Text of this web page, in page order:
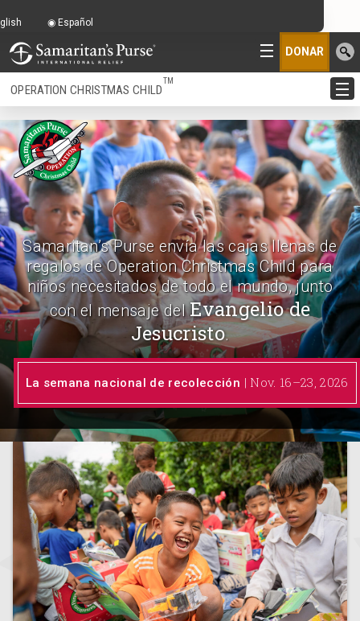
DONAR
OPERATION CHRISTMAS CHILD
TM
Samaritan’s Purse envía las cajas llenas de
regalos de Operation Christmas Child para
niños necesitados de todo el mundo, junto
con el mensaje delEvangelio de
Jesucristo.
La semana nacional de recolección | Nov. 16–23, 2026
Español